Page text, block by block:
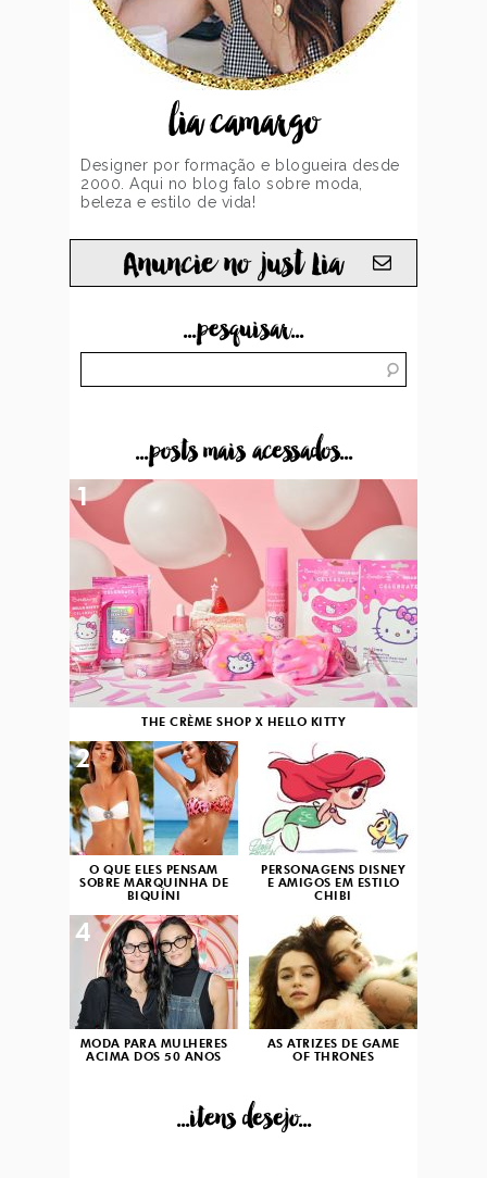
lia camargo
Designer por formação e blogueira desde
2000. Aqui no blog falo sobre moda,
beleza e estilo de vida!
Anuncie no just Lia
...pesquisar...
...posts mais acessados...
THE CRÈME SHOP X HELLO KITTY
1
O QUE ELES PENSAM
SOBRE MARQUINHA DE
BIQUÍNI
2
PERSONAGENS DISNEY
E AMIGOS EM ESTILO
CHIBI
3
MODA PARA MULHERES
ACIMA DOS 50 ANOS
4
AS ATRIZES DE GAME
OF THRONES
...itens desejo...